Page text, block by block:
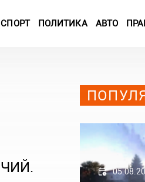
СПОРТ ПОЛИТИКА АВТО